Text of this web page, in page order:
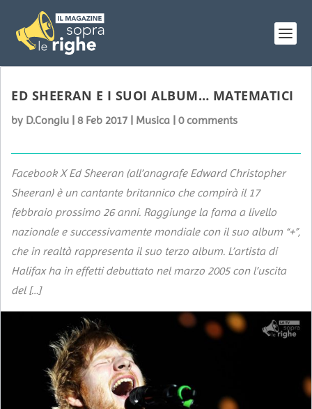
ED SHEERAN E I SUOI ALBUM… MATEMATICI
by D.Congiu | 8 Feb 2017 | Musica | 0 comments
Facebook X Ed Sheeran (all’anagrafe Edward Christopher
Sheeran) è un cantante britannico che compirà il 17
febbraio prossimo 26 anni. Raggiunge la fama a livello
nazionale e successivamente mondiale con il suo album “+”,
che in realtà rappresenta il suo terzo album. L’artista di
Halifax ha in effetti debuttato nel marzo 2005 con l’uscita
del […]